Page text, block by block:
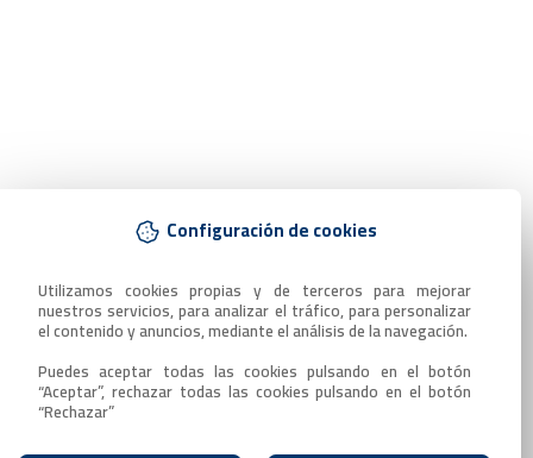
Configuración de cookies
Utilizamos cookies propias y de terceros para mejorar
nuestros servicios, para analizar el tráfico, para personalizar
el contenido y anuncios, mediante el análisis de la navegación.
Puedes aceptar todas las cookies pulsando en el botón
“Aceptar”, rechazar todas las cookies pulsando en el botón
“Rechazar”